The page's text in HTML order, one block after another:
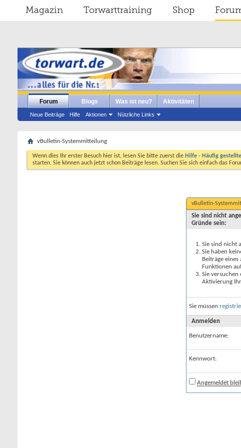
Magazin Torwarttraining Shop
Forum
Neue Beiträge Hilfe Aktionen Nützliche Links
Blogs Was ist neu? Aktivitäten
vBulletin-Systemmitteilung
Wenn dies Ihr erster Besuch hier ist, lesen Sie bitte zuerst die Hilfe - Häufig
starten. Sie können auch jetzt schon Beiträge lesen. Suchen Sie sich einfach das
vBulletin-
Sie sind nicht
Gründe sein:
Sie sind nicht
Sie haben
Beiträge
Funktionen
Sie
Aktivierung
Sie müssen
Anmelden
Benutzername:
Kennwort:
Angemeldet